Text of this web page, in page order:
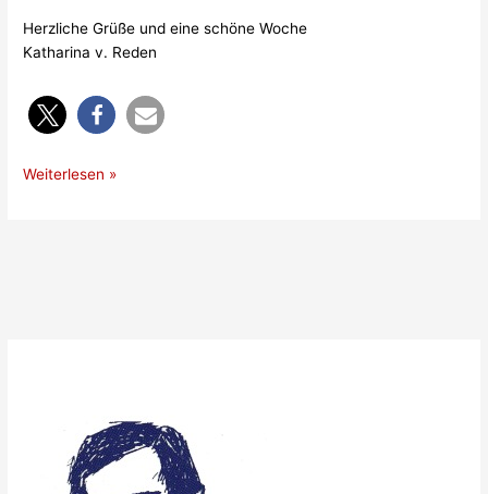
Herzliche Grüße und eine schöne Woche
Katharina v. Reden
Grüne
Weiterlesen »